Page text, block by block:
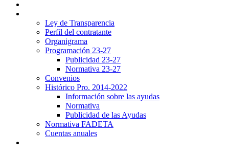
Ley de Transparencia
Perfil del contratante
Organigrama
Programación 23-27
Publicidad 23-27
Normativa 23-27
Convenios
Histórico Pro. 2014-2022
Información sobre las ayudas
Normativa
Publicidad de las Ayudas
Normativa FADETA
Cuentas anuales